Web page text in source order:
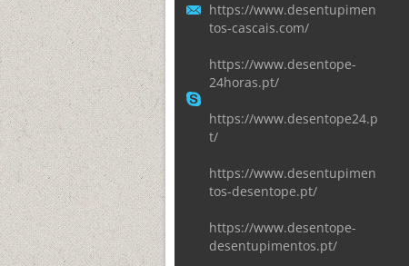
https://www.desentupimen
tos-cascais.com/
https://www.desentope-
24horas.pt/
https://www.desentope24.p
t/
https://www.desentupimen
tos-desentope.pt/
https://www.desentope-
desentupimentos.pt/